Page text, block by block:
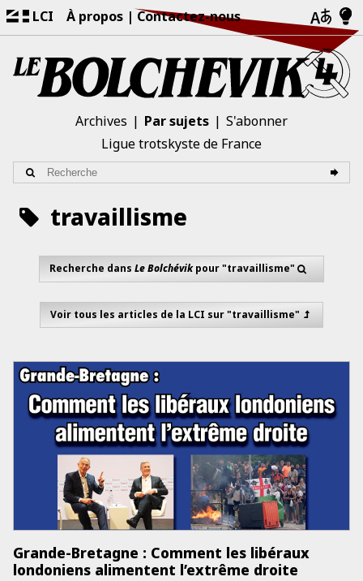
LCI À propos Contactez-nous
Archives Par sujets
S'abonner
Ligue trotskyste de France
travaillisme
Recherche dansLe Bolchévikpour "travaillisme"
Voir tous les articles de la LCI sur "travaillisme"
Grande-Bretagne : Comment les libéraux
londoniens alimentent l’extrême droite